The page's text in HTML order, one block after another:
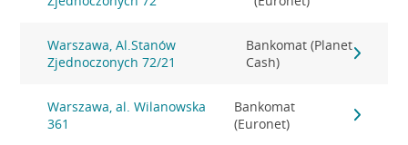
Warszawa, Al.Stanów
Zjednoczonych 72/21
Bankomat (Planet
Cash)
Warszawa, al. Wilanowska
361
Bankomat
(Euronet)